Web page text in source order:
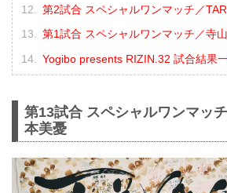
第2試合 スペシャルワンマッチ／
第1試合 スペシャルワンマッチ／寺
Yogibo presents RIZIN.32 試合結果
第13試合 スペシャルワンマッ
本美憂